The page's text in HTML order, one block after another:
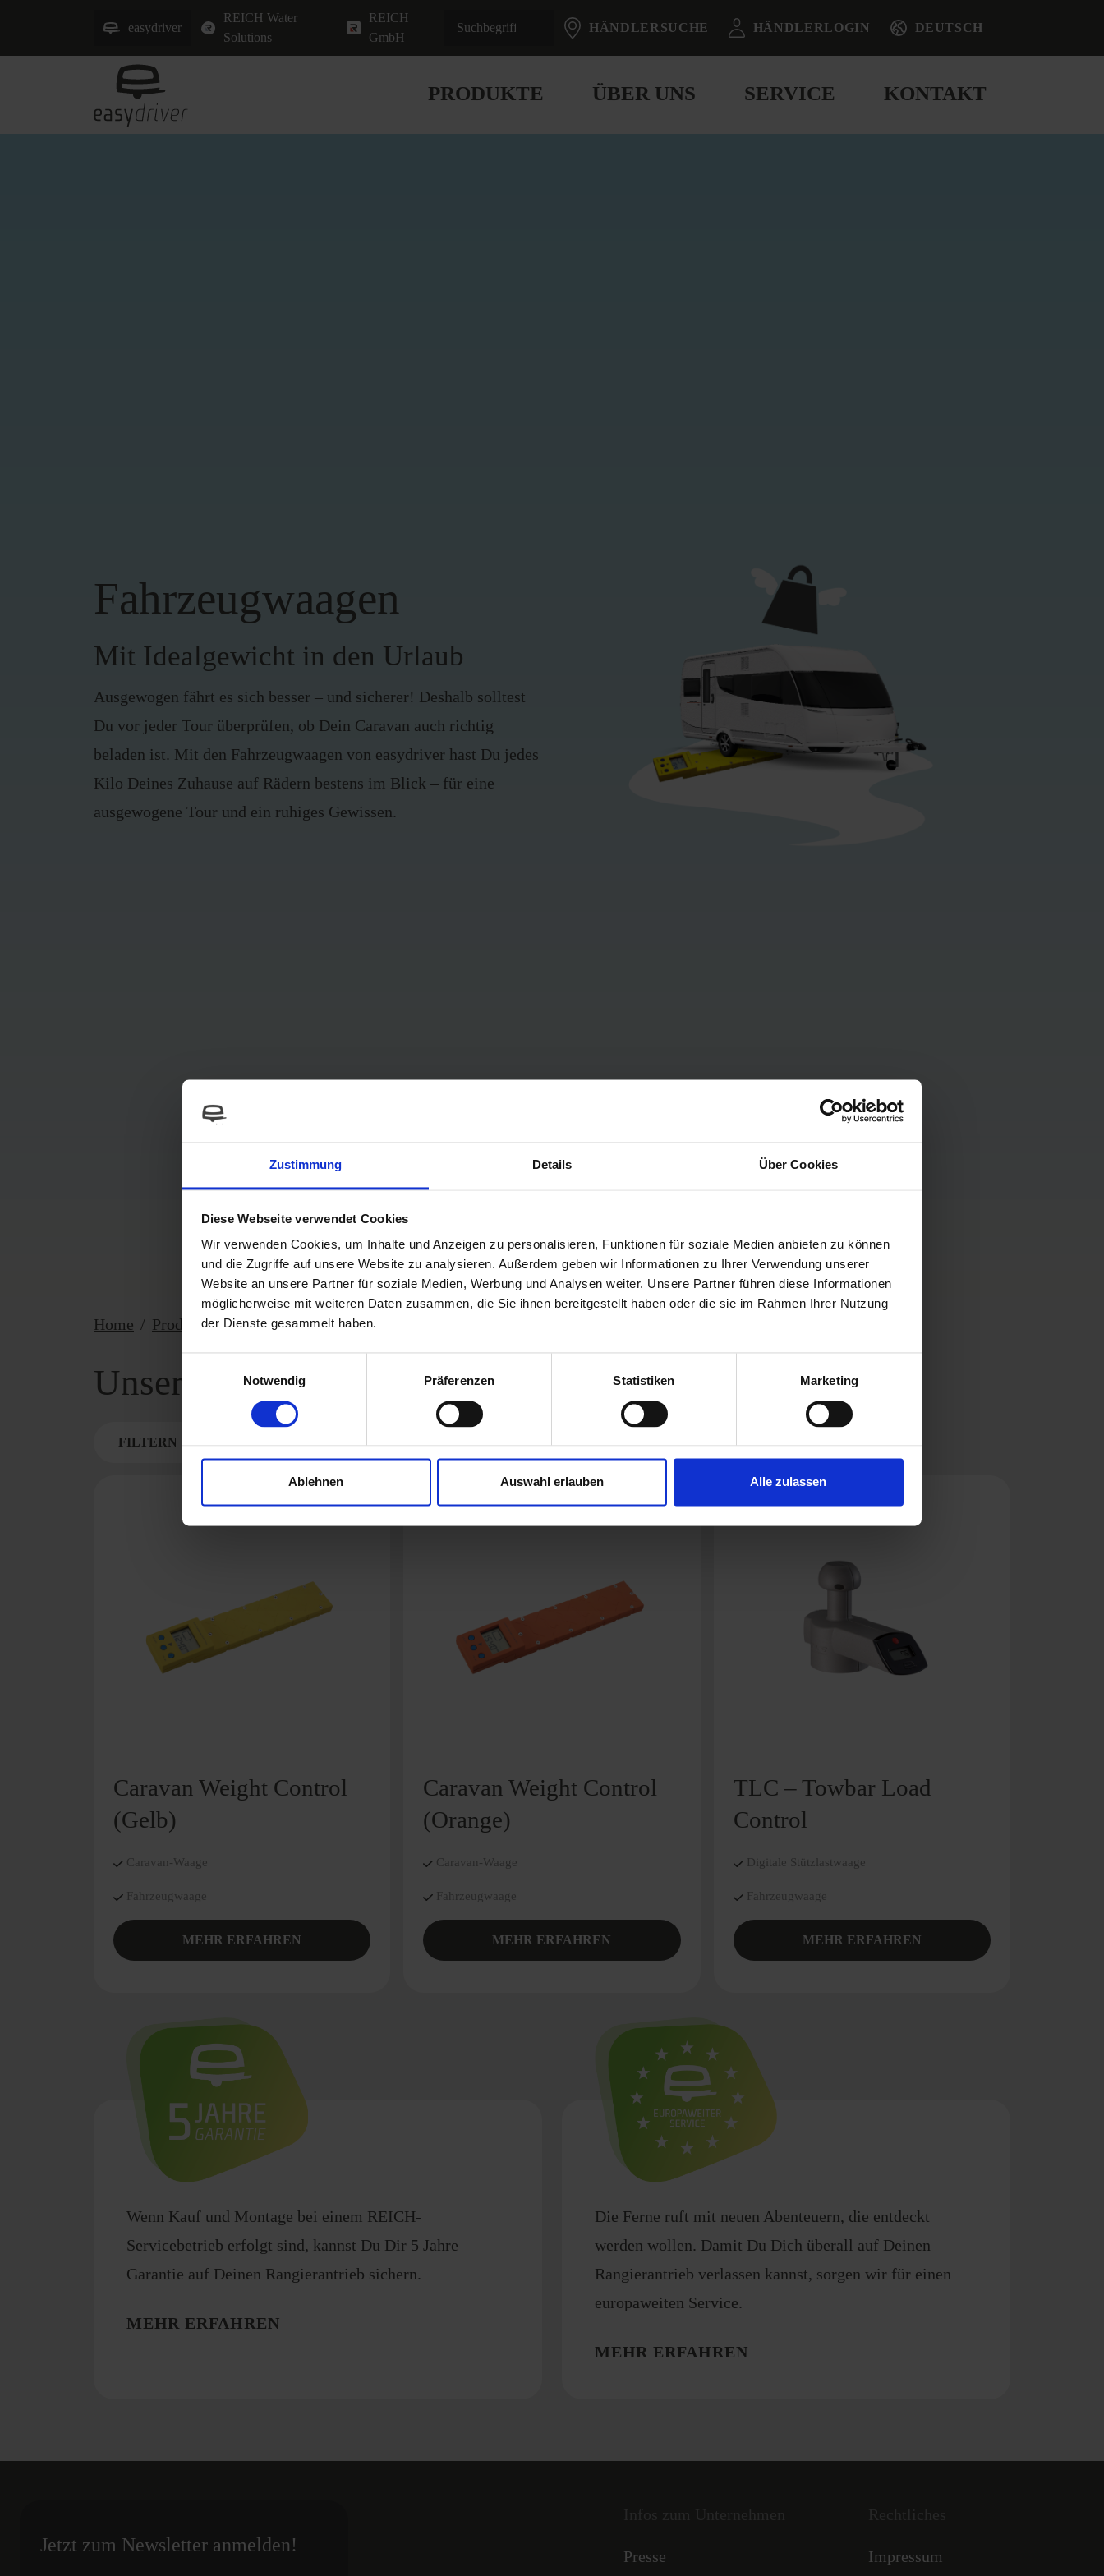
Zustimmung Details Über Cookies
Diese Webseite verwendet Cookies
Wir verwenden Cookies, um Inhalte und Anzeigen zu personalisieren, Funktionen für soziale Medien anbieten zu können
und die Zugriffe auf unsere Website zu analysieren. Außerdem geben wir Informationen zu Ihrer Verwendung unserer
Website an unsere Partner für soziale Medien, Werbung und Analysen weiter. Unsere Partner führen diese Informationen
möglicherweise mit weiteren Daten zusammen, die Sie ihnen bereitgestellt haben oder die sie im Rahmen Ihrer Nutzung
der Dienste gesammelt haben.
Notwendig
Präferenzen Statistiken Marketing
Ablehnen Auswahl erlauben Alle zulassen
easydriver
REICH Water
Solutions
REICH
GmbH
HÄNDLERSUCHE HÄNDLERLOGIN DEUTSCH
PRODUKTE ÜBER UNS SERVICE KONTAKT
Fahrzeugwaagen
Mit Idealgewicht in den Urlaub
Ausgewogen fährt es sich besser – und sicherer! Deshalb solltest
Du vor jeder Tour überprüfen, ob Dein Caravan auch richtig
beladen ist. Mit den Fahrzeugwaagen von easydriver hast Du jedes
Kilo Deines Zuhause auf Rädern bestens im Blick – für eine
ausgewogene Tour und ein ruhiges Gewissen.
Home Produkte Fahrzeugwaagen
Unsere Fahrzeugwaagen im Überblick
FILTERN
Caravan Weight Control
(Gelb)
Caravan-Waage
Fahrzeugwaage
MEHR ERFAHREN
Caravan Weight Control
(Orange)
Caravan-Waage
Fahrzeugwaage
MEHR ERFAHREN
TLC – Towbar Load
Control
Digitale Stützlastwaage
Fahrzeugwaage
MEHR ERFAHREN
Wenn Kauf und Montage bei einem REICH-
Servicebetrieb erfolgt sind, kannst Du Dir 5 Jahre
Garantie auf Deinen Rangierantrieb sichern.
MEHR ERFAHREN
Die Ferne ruft mit neuen Abenteuern, die entdeckt
werden wollen. Damit Du Dich überall auf Deinen
Rangierantrieb verlassen kannst, sorgen wir für einen
europaweiten Service.
MEHR ERFAHREN
Jetzt zum Newsletter anmelden!
Presse Impressum